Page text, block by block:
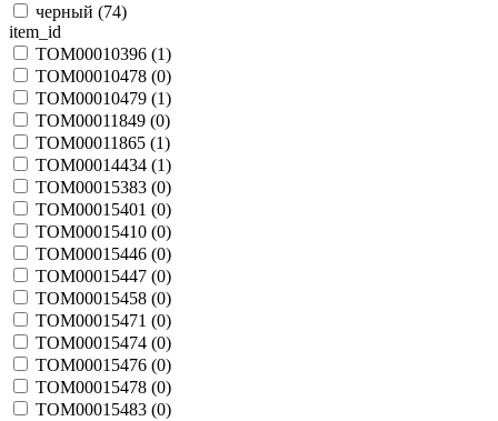
черный (74)
item_id
TOM00010396 (1)
TOM00010478 (0)
TOM00010479 (1)
TOM00011849 (0)
TOM00011865 (1)
TOM00014434 (1)
TOM00015383 (0)
TOM00015401 (0)
TOM00015410 (0)
TOM00015446 (0)
TOM00015447 (0)
TOM00015458 (0)
TOM00015471 (0)
TOM00015474 (0)
TOM00015476 (0)
TOM00015478 (0)
TOM00015483 (0)